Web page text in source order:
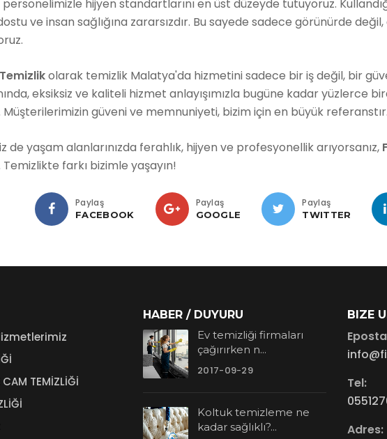
hijyen standartlarını en üst düzeyde tutuyoruz.
ve insan sağlığına zararsızdır. Bu sayede sadece görünürde
olarak temizlik Malatya'da hizmetini sadece bir iş değil, bir
eksiksiz ve kaliteli hizmet anlayışımızla bugüne kadar yüzlerce
Müşterilerimizin güveni ve memnuniyeti, bizim için en büyük referanstır.
de yaşam alanlarınızda ferahlık, hijyen ve profesyonellik arıyorsanız,
Temizlikte farkı bizimle yaşayın!
Paylaş
FACEBOOK
Paylaş
GOOGLE
Paylaş
TWITTER
CAM TEMİZLİĞİ
HABER / DUYURU
Ev temizliği firmaları
çağırırken n...
2017-09-29
Koltuk temizleme ne
kadar sağlıklı?...
BIZE
Tel:
Adres: